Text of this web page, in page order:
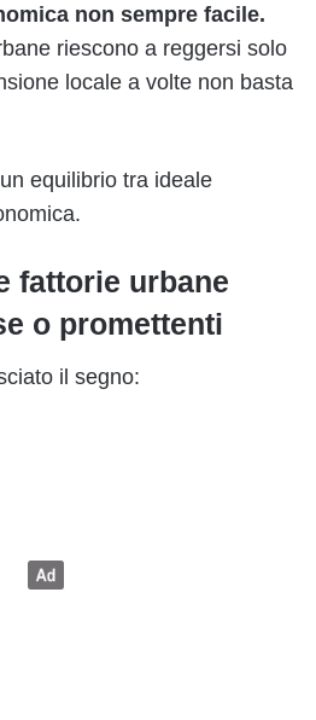
non sempre facile.
riescono a reggersi solo
locale a volte non basta
equilibrio tra ideale
fattorie urbane
o promettenti
il segno: